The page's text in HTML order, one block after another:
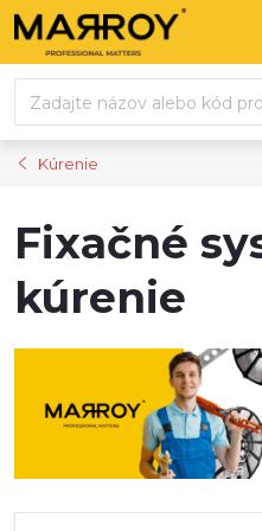
Prejsť
na
Kúrenie
Fixačné
kúrenie